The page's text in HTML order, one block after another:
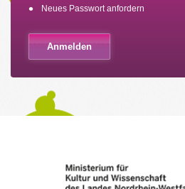
Neues Passwort anfordern